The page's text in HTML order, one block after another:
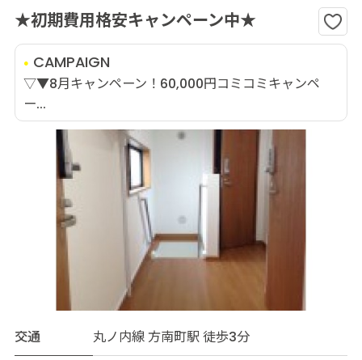
★初期費用格安キャンペーン中★
CAMPAIGN
▽▼8月キャンペーン！60,000円コミコミキャンペ
ー...
交通
丸ノ内線 方南町駅 徒歩3分